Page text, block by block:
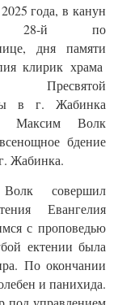
года, в канун
28-й по
дня памяти
клирик храма
Пресвятой
в г. Жабинка
Максим Волк
бдение
Жабинка.
совершил
Евангелия
с проповедью
ектении была
По окончании
и панихида.